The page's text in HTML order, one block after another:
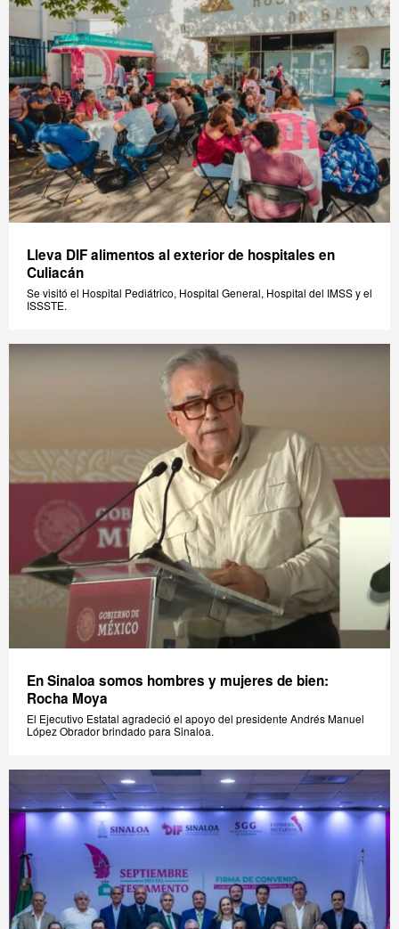
Lleva DIF alimentos al exterior de hospitales en
Culiacán
Se visitó el Hospital Pediátrico, Hospital General, Hospital del IMSS y el
ISSSTE.
En Sinaloa somos hombres y mujeres de bien:
Rocha Moya
El Ejecutivo Estatal agradeció el apoyo del presidente Andrés Manuel
López Obrador brindado para Sinaloa.